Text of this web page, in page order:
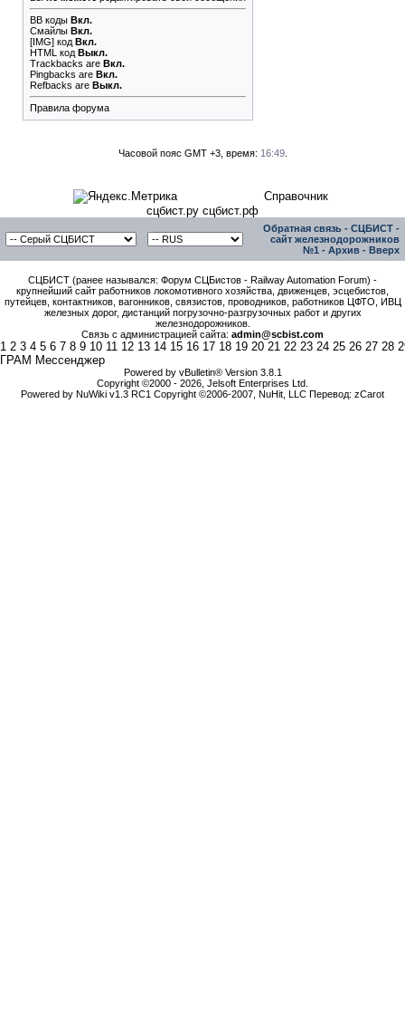
BB коды Вкл.
Смайлы Вкл.
[IMG] код Вкл.
HTML код Выкл.
Trackbacks are Вкл.
Pingbacks are Вкл.
Refbacks are Выкл.
Правила форума
Часовой пояс GMT +3, время: 16:49.
Справочник
сцбист.ру сцбист.рф
Обратная связь - СЦБИСТ -
сайт железнодорожников
№1 - Архив - Вверх
СЦБИСТ (ранее назывался: Форум СЦБистов - Railway Automation Forum) -
крупнейший сайт работников локомотивного хозяйства, движенцев, эсцебистов,
путейцев, контактников, вагонников, связистов, проводников, работников ЦФТО, ИВЦ
железных дорог, дистанций погрузочно-разгрузочных работ и других
железнодорожников.
Связь с администрацией сайта: admin@scbist.com
1 2 3 4 5 6 7 8 9 10 11 12 13 14 15 16 17 18 19 20 21 22 23 24 25 26 27 28
ГРАМ Мессенджер
Powered by vBulletin® Version 3.8.1
Copyright ©2000 - 2026, Jelsoft Enterprises Ltd.
Powered by NuWiki v1.3 RC1 Copyright ©2006-2007, NuHit, LLC Перевод: zCarot